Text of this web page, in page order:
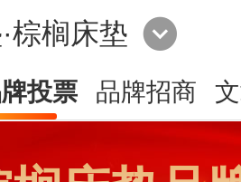
棕榈床垫
投票 品牌招商